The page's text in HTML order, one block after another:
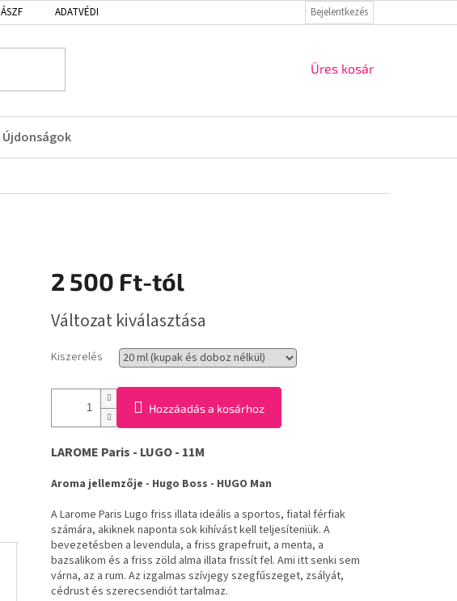
ÁSZF ADATVÉDELMI IRÁNYELVEK VISSZAKÜLDÉS ÉS REKLAMÁCIÓ
Bejelentkezés
KOSÁR
Üres kosár
Újdonságok
2 500 Ft-tól
Változat kiválasztása
Kiszerelés
Hozzáadás a kosárhoz
LAROME Paris - LUGO - 11M
Aroma jellemzője - Hugo Boss - HUGO Man
A Larome Paris Lugo friss illata ideális a sportos, fiatal férfiak
számára, akiknek naponta sok kihívást kell teljesíteniük. A
bevezetésben a levendula, a friss grapefruit, a menta, a
bazsalikom és a friss zöld alma illata frissít fel. Ami itt senki sem
várna, az a rum. Az izgalmas szívjegy szegfűszeget, zsályát,
cédrust és szerecsendiót tartalmaz.